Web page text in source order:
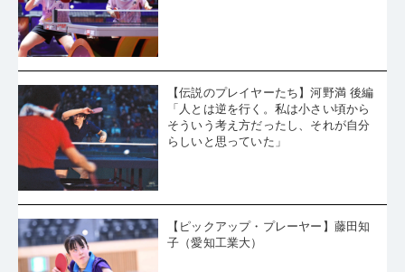
【伝説のプレイヤーたち】河野満 後編
「人とは逆を行く。私は小さい頃から
そういう考え方だったし、それが自分
らしいと思っていた」
【ピックアップ・プレーヤー】藤田知
子（愛知工業大）